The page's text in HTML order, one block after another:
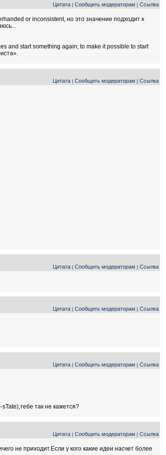
Цитата | Сообщить модераторам | Ссылка
or inconsistent, но это значение подходит к
and start something again; to make it possible to start
Цитата | Сообщить модераторам | Ссылка
Цитата | Сообщить модераторам | Ссылка
Цитата | Сообщить модераторам | Ссылка
Цитата | Сообщить модераторам | Ссылка
так не кажется?
Цитата | Сообщить модераторам | Ссылка
не приходит.Если у кого какие идеи насчет более